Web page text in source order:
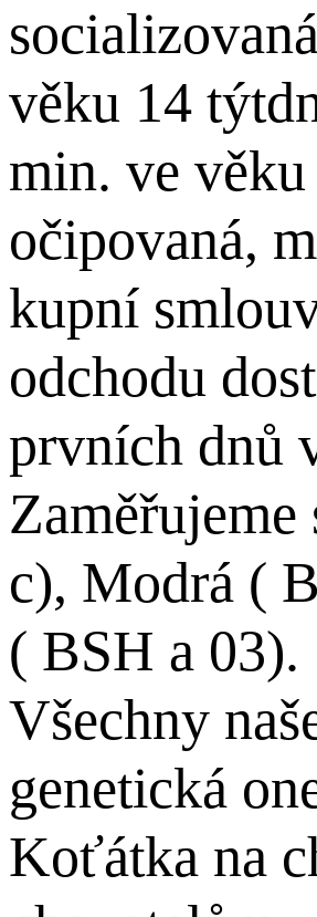
věku 14
min. ve
očipovaná,
kupní
odchodu
prvních dnů
c), Modrá (
( BSH a 03).
Všechny
genetická
Koťátka na